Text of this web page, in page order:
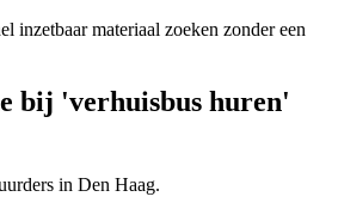
inzetbaar materiaal zoeken zonder een
bij 'verhuisbus huren'
in Den Haag.